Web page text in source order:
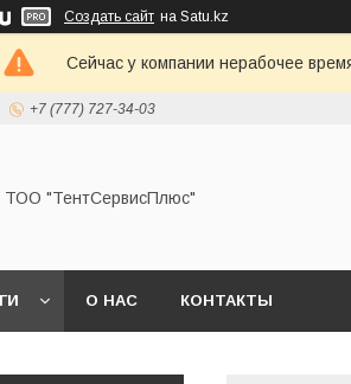
Создать сайт на Satu.kz
Сейчас у компании нерабочее
+7 (777) 727-34-03
ТОО "ТентСервисПлюс"
О НАС КОНТАКТЫ